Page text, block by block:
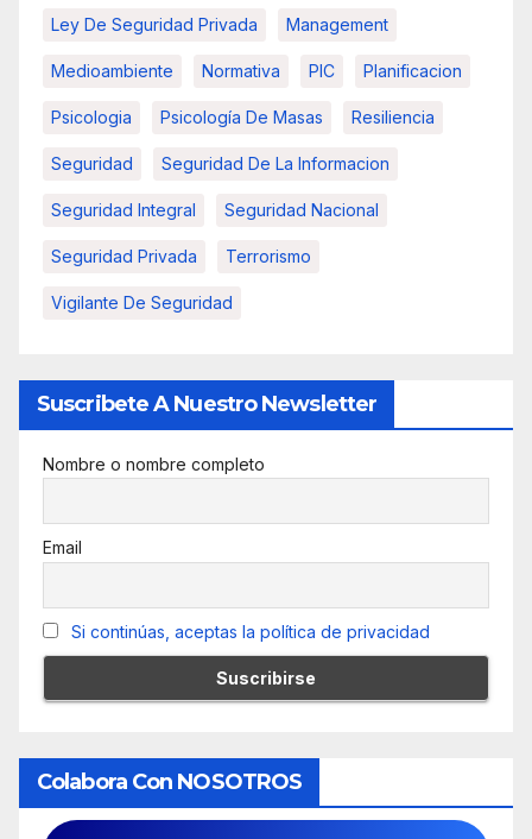
Ley De Seguridad Privada Management
Medioambiente Normativa PIC Planificacion
Psicologia Psicología De Masas Resiliencia
Seguridad Seguridad De La Informacion
Seguridad Integral Seguridad Nacional
Seguridad Privada Terrorismo
Vigilante De Seguridad
Suscribete A Nuestro Newsletter
Nombre o nombre completo
Email
Si continúas, aceptas la política de privacidad
Colabora Con NOSOTROS